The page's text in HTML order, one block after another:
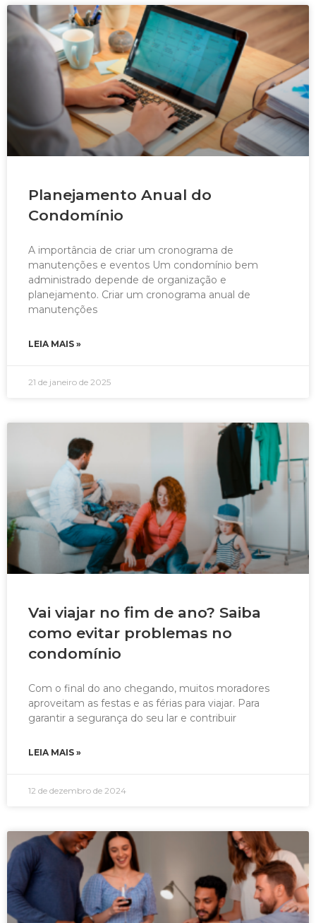
Planejamento Anual do
Condomínio
A importância de criar um cronograma de
manutenções e eventos Um condomínio bem
administrado depende de organização e
planejamento. Criar um cronograma anual de
manutenções
LEIA MAIS »
21 de janeiro de 2025
Vai viajar no fim de ano? Saiba
como evitar problemas no
condomínio
Com o final do ano chegando, muitos moradores
aproveitam as festas e as férias para viajar. Para
garantir a segurança do seu lar e contribuir
LEIA MAIS »
12 de dezembro de 2024